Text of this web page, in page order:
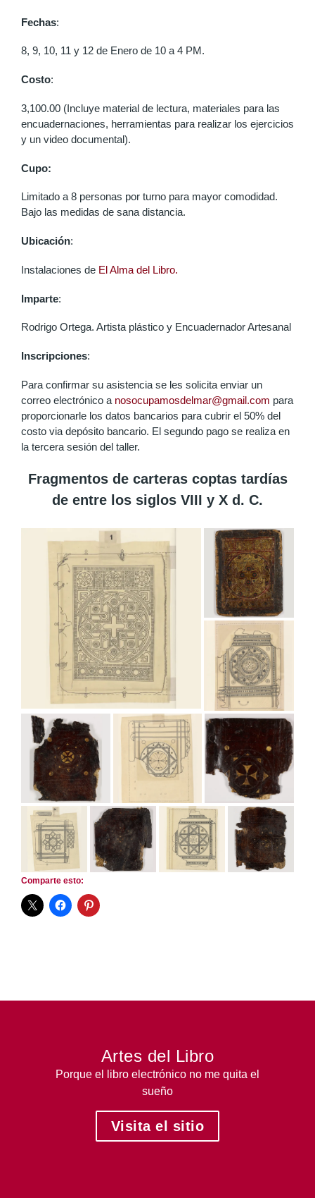
Fechas:
8, 9, 10, 11 y 12 de Enero de 10 a 4 PM.
Costo:
3,100.00 (Incluye material de lectura, materiales para las
encuadernaciones, herramientas para realizar los ejercicios
y un video documental).
Cupo:
Limitado a 8 personas por turno para mayor comodidad.
Bajo las medidas de sana distancia.
Ubicación:
Instalaciones de El Alma del Libro.
Imparte:
Rodrigo Ortega. Artista plástico y Encuadernador Artesanal
Inscripciones:
Para confirmar su asistencia se les solicita enviar un
correo electrónico a nosocupamosdelmar@gmail.com para
proporcionarle los datos bancarios para cubrir el 50% del
costo via depósito bancario. El segundo pago se realiza en
la tercera sesión del taller.
Fragmentos de carteras coptas tardías
de entre los siglos VIII y X d. C.
Comparte esto:
Artes del Libro
Porque el libro electrónico no me quita el
sueño
Visita el sitio